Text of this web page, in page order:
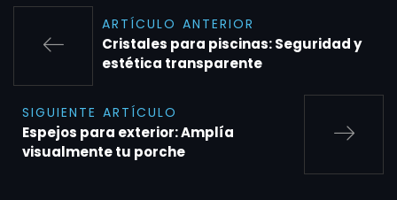
ARTÍCULO ANTERIOR
Cristales para piscinas: Seguridad y
estética transparente
SIGUIENTE ARTÍCULO
Espejos para exterior: Amplía
visualmente tu porche